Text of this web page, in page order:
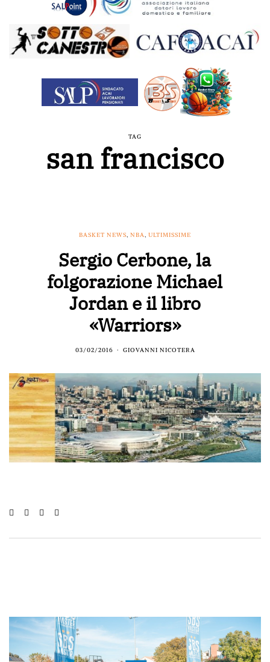
TAG
san francisco
BASKET NEWS, NBA, ULTIMISSIME
Sergio Cerbone, la
folgorazione Michael
Jordan e il libro
«Warriors»
03/02/2016 GIOVANNI NICOTERA